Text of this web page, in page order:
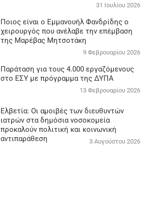
31 Ιουλίου 2026
Ποιος είναι ο Εμμανουήλ Φανδρίδης ο
χειρουργός που ανέλαβε την επέμβαση
της Μαρέβας Μητσοτάκη
9 Φεβρουαρίου 2026
Παράταση για τους 4.000 εργαζόμενους
στο ΕΣΥ με πρόγραμμα της ΔΥΠΑ
13 Φεβρουαρίου 2026
Ελβετία: Οι αμοιβές των διευθυντών
ιατρών στα δημόσια νοσοκομεία
προκαλούν πολιτική και κοινωνική
αντιπαράθεση
3 Αυγούστου 2026